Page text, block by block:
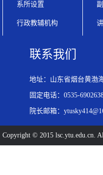
系所设置
行政教辅机构
联系我们
地址：山东省烟台黄渤
固定电话：0535-
院长邮箱：
Copyright © 2015 lsc.ytu.edu.cn.